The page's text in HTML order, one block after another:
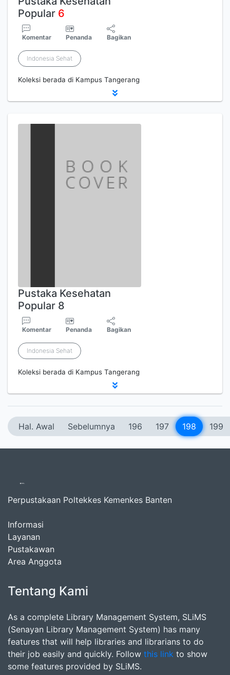
Popular 6
Komentar Penanda Bagikan
Indonesia Sehat
Koleksi berada di Kampus Tangerang
Pustaka Kesehatan
Popular 8
Komentar Penanda Bagikan
Indonesia Sehat
Koleksi berada di Kampus Tangerang
Hal. Awal Sebelumnya 196 197 198 199
Perpustakaan Poltekkes Kemenkes Banten
Informasi
Layanan
Pustakawan
Area Anggota
Tentang Kami
As a complete Library Management System, SLiMS
(Senayan Library Management System) has many
features that will help libraries and librarians to do
their job easily and quickly. Follow this link to show
some features provided by SLiMS.